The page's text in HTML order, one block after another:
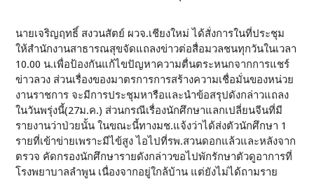
นายเจริญฤทธิ์ สงวนสัตย์ ผวจ.เชียงใหม่ ได้สั่งการในที่ประชุม
ให้สำนักงานสาธารณสุขจัดแถลงข่าวต่อสื่อมวลชนทุกวันในเวลา
10.00 น.เพื่อป้องกันแก้ไขปัญหาความตื่นตระหนกจากการแชร์
ข่าวลวง ส่วนเรื่องของมาตรการการสร้างความเชื่อมั่นของหน่วย
งานราชการ จะมีการประชุมหารือและนำข้อสรุปดังกล่าวแถลง
ในวันพรุ่งนี้(27ม.ค.) ส่วนกรณีเรื่องนักศึกษาแลกเปลี่ยนจีนที่มี
รายงานว่าป่วยนั้น ในขณะนี้ทางมช.แจ้งว่าได้ส่งตัวนักศึกษา 1
รายที่เข้าข่ายเพราะมีไข้สูง ไอไปที่รพ.สวนดอกแล้วและหลังจาก
ตรวจ คัดกรองนักศึกษารายดังกล่าวขอไปพักรักษาตัวดูอาการที่
โรงพยาบาลลำพูน เนื่องจากอยู่ใกล้บ้าน แต่ยังไม่ได้ถามราย